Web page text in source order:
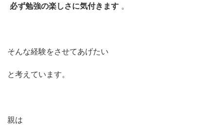
必ず勉強の楽しさに気付きます 。
そんな経験をさせてあげたい
と考えています。
親は